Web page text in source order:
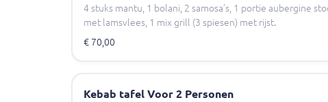
4 stuks mantu, 1 bolani, 2 samosa’s, 1 portie aubergine
met lamsvlees, 1 mix grill (3 spiesen) met rijst.
€ 70,00
Kebab tafel Voor 2 Personen